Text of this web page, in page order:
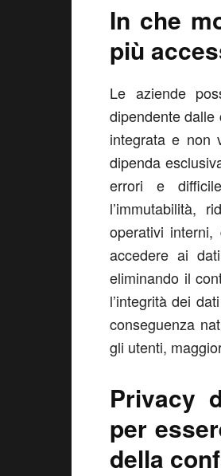
In che
più
Le aziende
dipendente
integrata e non
dipenda
errori e
l’immutabilità,
operativi interni,
accedere ai
eliminando il
l’integrità dei
conseguenza
gli utenti,
Privacy
per
della